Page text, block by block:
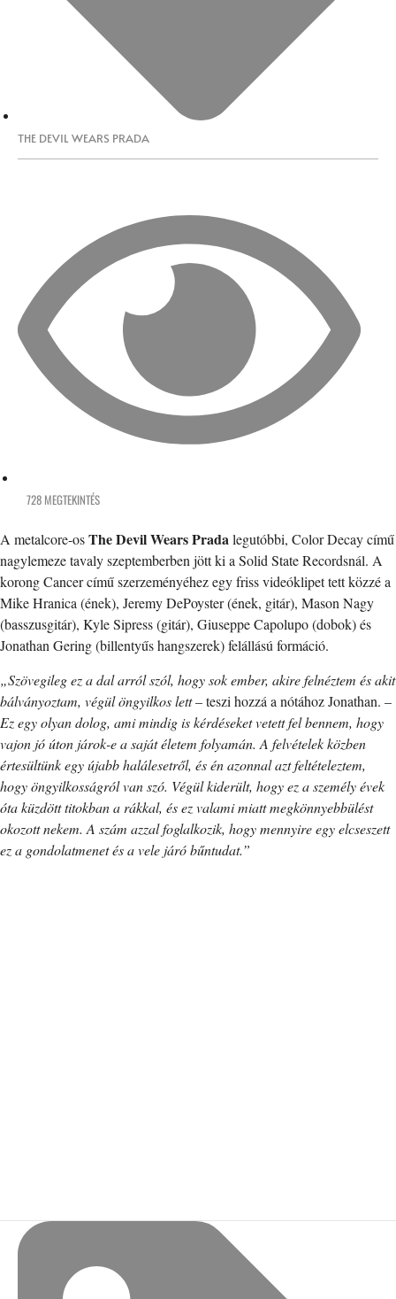
THE DEVIL WEARS PRADA
728 MEGTEKINTÉS
A metalcore-osThe Devil Wears Pradalegutóbbi, Color Decay című
nagylemeze tavaly szeptemberben jött ki a Solid State Recordsnál. A
korong Cancer című szerzeményéhez egy friss videóklipet tett közzé a
Mike Hranica (ének), Jeremy DePoyster (ének, gitár), Mason Nagy
(basszusgitár), Kyle Sipress (gitár), Giuseppe Capolupo (dobok) és
Jonathan Gering (billentyűs hangszerek) felállású formáció.
„Szövegileg ez a dal arról szól, hogy sok ember, akire felnéztem és akit
bálványoztam, végül öngyilkos lett– teszi hozzá a nótához Jonathan. –
Ez egy olyan dolog, ami mindig is kérdéseket vetett fel bennem, hogy
vajon jó úton járok-e a saját életem folyamán. A felvételek közben
értesültünk egy újabb halálesetről, és én azonnal azt feltételeztem,
hogy öngyilkosságról van szó. Végül kiderült, hogy ez a személy évek
óta küzdött titokban a rákkal, és ez valami miatt megkönnyebbülést
okozott nekem. A szám azzal foglalkozik, hogy mennyire egy elcseszett
ez a gondolatmenet és a vele járó bűntudat.”